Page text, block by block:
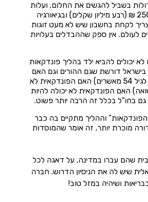
בשביל להגשים את החלום, ועלות
הליך פונדקאות בגיאורגיה תהיה נמוכה יותר. כמה נמוכה יותר? בישראל הליך פונדקאות יכול לעלות סביב ה-250,000 ₪ (רבע מיליון שקלים) ובגיאורגיה
₪ ל-200,000 ₪. זהו חיסכון משמעותי בכסף שיכול להגיע גם קרוב ל-40% פחות. צריך לקחת בחשבון שיש לא מעט זוגות
לעולם. אין ספק שההבדלים בעלויות
יכולים להביא ילד בהליך פונדקאות
דורשת שגם ההורים וגם האם
הפונדקאית יהיו בני אותו המין, מי שיכול לעבור את ההליך הזה הם בני זוג בני 18-54 (אם כי יש מקרים בהם גם מעל לגיל 54 מאשרים) האם הפונדקאית לא
האם הפונדקאית לא יכולה להיות
גם בחו”ל בכלל זה הרבה יותר פשוט.
הפונדקאות” וההליך מתקיים בה כבר
מוכרת יותר, זה אומר שהמוסדות
שהם עברו במדינה, על דאגה לכל
שיש לה את הניסיון הדרוש. חברה
ושיהיה במזל טוב!